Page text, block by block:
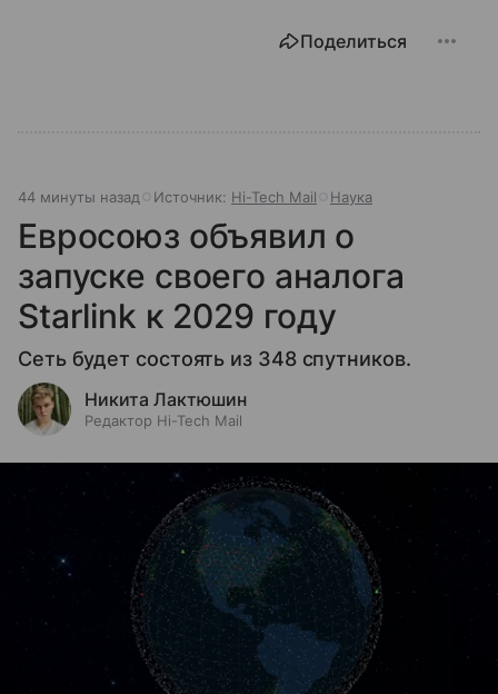
Поделиться
44 минуты назад Источник: Hi-Tech Mail Наука
Евросоюз объявил о
запуске своего аналога
Starlink к 2029 году
Сеть будет состоять из 348 спутников.
Никита Лактюшин
Редактор Hi-Tech Mail